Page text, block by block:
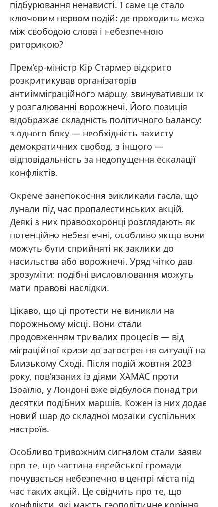
підбурювання ненависті. І саме це стало
ключовим нервом подій: де проходить межа
між свободою слова і небезпечною
риторикою?
Прем’єр-міністр Кір Стармер відкрито
розкритикував організаторів
антиімміграційного маршу, звинувативши їх
у розпалюванні ворожнечі. Його позиція
відображає складність політичного балансу:
з одного боку — необхідність захисту
демократичних свобод, з іншого —
відповідальність за недопущення ескалації
конфліктів.
Окреме занепокоєння викликали гасла, що
лунали під час пропалестинських акцій.
Деякі з них правоохоронці розглядають як
потенційно небезпечні, особливо якщо вони
можуть бути сприйняті як заклики до
насильства або ворожнечі. Уряд чітко дав
зрозуміти: подібні висловлювання можуть
мати правові наслідки.
Цікаво, що ці протести не виникли на
порожньому місці. Вони стали
продовженням тривалих процесів — від
міграційної кризи до загострення ситуації на
Близькому Сході. Після подій жовтня 2023
року, пов’язаних із діями ХАМАС проти
Ізраїлю, у Лондоні вже відбулося понад три
десятки подібних маршів. Кожен із них додає
новий шар до складної мозаїки суспільних
настроїв.
Особливо тривожним сигналом стали заяви
про те, що частина єврейської громади
почувається небезпечно в центрі міста під
час таких акцій. Це свідчить про те, що
конфлікти, які мають геополітичне коріння,